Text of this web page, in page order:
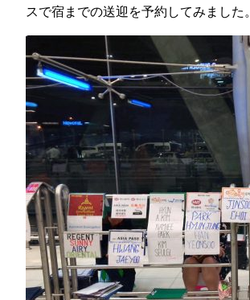
スで宿までの送迎を予約してみました。